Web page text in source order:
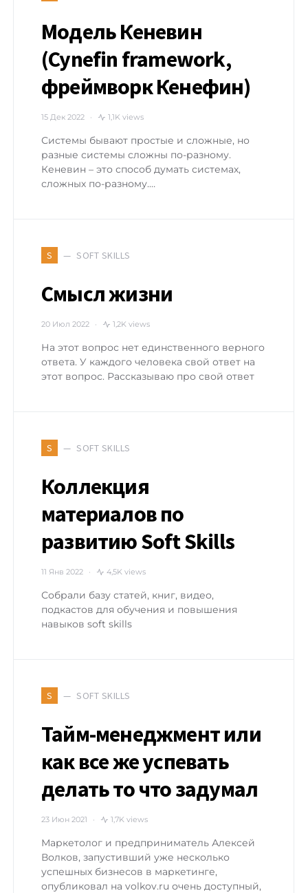
Модель Кеневин
(Cynefin framework,
фреймворк Кенефин)
15 Дек 2022 1,1K views
Системы бывают простые и сложные, но
разные системы сложны по-разному.
Кеневин – это способ думать системах,
сложных по-разному.…
S SOFT SKILLS
Смысл жизни
20 Июл 2022 1,2K views
На этот вопрос нет единственного верного
ответа. У каждого человека свой ответ на
этот вопрос. Рассказываю про свой ответ
S SOFT SKILLS
Коллекция
материалов по
развитию Soft Skills
11 Янв 2022 4,5K views
Собрали базу статей, книг, видео,
подкастов для обучения и повышения
навыков soft skills
S SOFT SKILLS
Тайм-менеджмент или
как все же успевать
делать то что задумал
23 Июн 2021 1,7K views
Маркетолог и предприниматель Алексей
Волков, запустивший уже несколько
успешных бизнесов в маркетинге,
опубликовал на volkov.ru очень доступный,